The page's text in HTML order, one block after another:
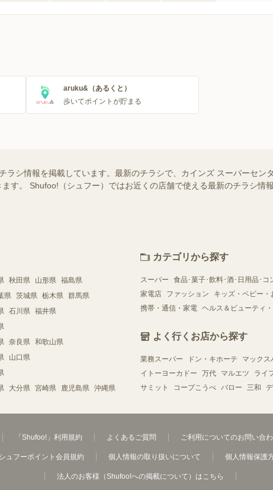
aruku&（あるくと）
歩いてポイントが貯まる
ラシ情報を掲載しています。最新のチラシで、カインズ スーパーセン
す。 Shufoo!（シュフー）ではお近くの店舗で使える最新のチラシ情
秋田県 山形県 福島県
県 茨城県 栃木県 群馬県
石川県 福井県
奈良県 和歌山県
山口県
大分県 宮崎県 鹿児島県 沖縄県
カテゴリから探す
スーパー 食品･菓子･飲料･酒･日用品･コ
家電店
ファッション キッズ・ベビー・
携帯・通信・家電 ヘルス＆ビューティ
よく行くお店から探す
業務スーパー ドン・キホーテ マックス
イトーヨーカドー
万代 マルエツ ライ
サミット
コープこうべ バロー 三和
「Shufoo!」利用規約 よくあるご質問 ご利用についてのお問い合
シュフーポイント会員規約 個人情報の取り扱いについて 個人情報保護
法人のお客様（Shufoo!への掲載について）はこちら